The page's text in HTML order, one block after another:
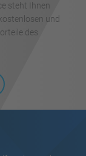
steht Ihnen
und
des